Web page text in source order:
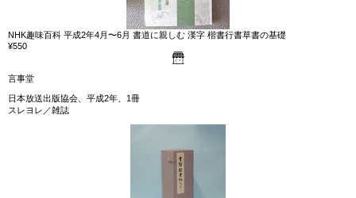
NHK趣味百科 平成2年4月〜6月 書道に親しむ 漢字 楷書行書草書の基礎
¥550
言事堂
日本放送出版協会、平成2年、1冊
スレヨレ／雑誌